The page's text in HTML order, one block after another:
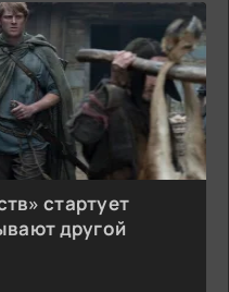
стартует
другой